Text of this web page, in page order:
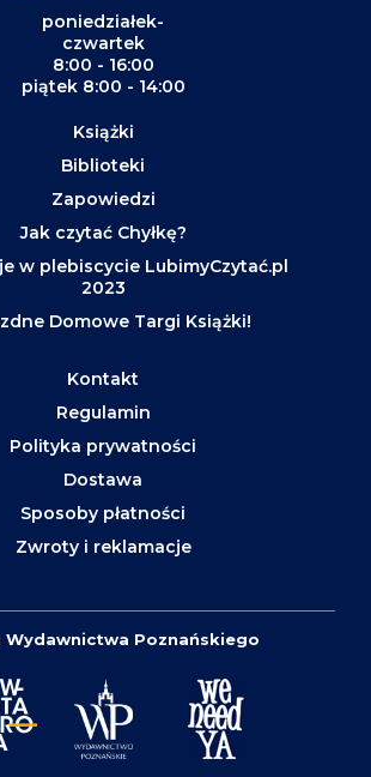
poniedziałek-
czwartek
8:00 - 16:00
piątek 8:00 - 14:00
Książki
Biblioteki
Zapowiedzi
Jak czytać Chyłkę?
w plebiscycie LubimyCzytać.pl
2023
Domowe Targi Książki!
Kontakt
Regulamin
Polityka prywatności
Dostawa
Sposoby płatności
Zwroty i reklamacje
Wydawnictwa Poznańskiego